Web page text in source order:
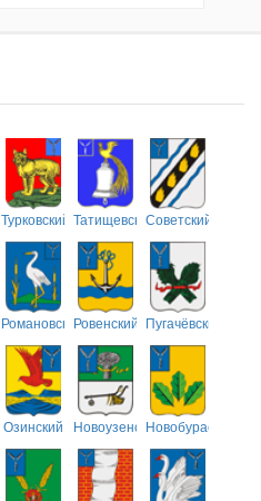
Турковский ТатищевскийСоветский
РомановскийРовенский Пугачёвский
Озинский НовоузенскийНовобурасский